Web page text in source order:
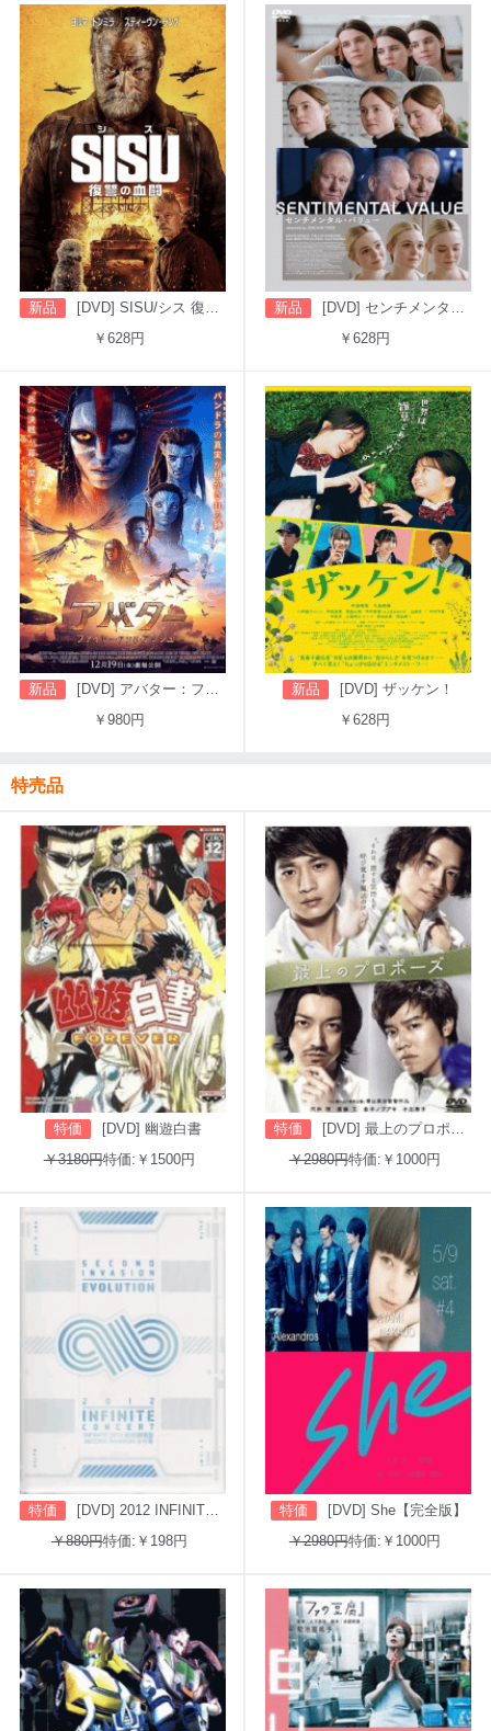
新品
[DVD] SISU/シス 復讐の血闘（字幕版）
￥628円
新品
[DVD] センチメンタル・バリュー
￥628円
新品
[DVD] アバター：ファイヤー・アンド・アッシュ
￥980円
新品
[DVD] ザッケン！
￥628円
特売品
特価
[DVD] 幽遊白書
￥3180円特価:￥1500円
特価
[DVD] 最上のプロポーズ
￥2980円特価:￥1000円
特価
[DVD] 2012 INFINITE CONCERT SECOND INVASION: EVOLUTION
￥880円特価:￥198円
特価
[DVD] She【完全版】
￥2980円特価:￥1000円